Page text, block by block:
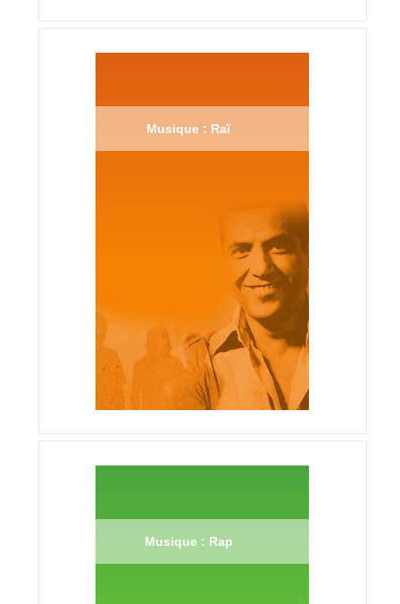
Musique : Raï
Musique : Rap